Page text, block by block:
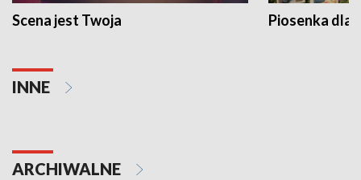
Scena jest Twoja Piosenka dla
INNE
ARCHIWALNE